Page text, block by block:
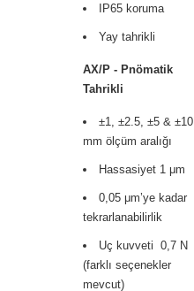
IP65 koruma
Yay tahrikli
AX/P - Pnömatik
Tahrikli
±1, ±2.5, ±5 & ±10
mm ölçüm aralığı
Hassasiyet 1 μm
0,05 μm’ye kadar
tekrarlanabilirlik
Uç kuvveti 0,7 N
(farklı seçenekler
mevcut)